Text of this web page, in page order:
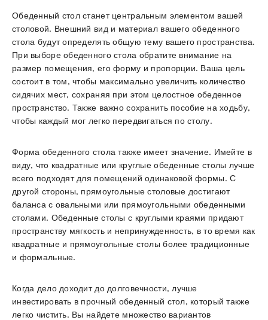
Обеденный стол станет центральным элементом вашей
столовой. Внешний вид и материал вашего обеденного
стола будут определять общую тему вашего пространства.
При выборе обеденного стола обратите внимание на
размер помещения, его форму и пропорции. Ваша цель
состоит в том, чтобы максимально увеличить количество
сидячих мест, сохраняя при этом целостное обеденное
пространство. Также важно сохранить пособие на ходьбу,
чтобы каждый мог легко передвигаться по столу.
Форма обеденного стола также имеет значение. Имейте в
виду, что квадратные или круглые обеденные столы лучше
всего подходят для помещений одинаковой формы. С
другой стороны, прямоугольные столовые достигают
баланса с овальными или прямоугольными обеденными
столами. Обеденные столы с круглыми краями придают
пространству мягкость и непринужденность, в то время как
квадратные и прямоугольные столы более традиционные
и формальные.
Когда дело доходит до долговечности, лучше
инвестировать в прочный обеденный стол, который также
легко чистить. Вы найдете множество вариантов